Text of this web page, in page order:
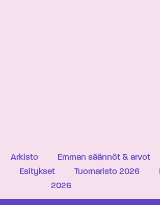
Arkisto Emman säännöt & arvot
Esitykset Tuomaristo 2026
2026